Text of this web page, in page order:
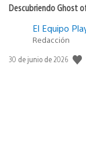
Descubriendo Ghost
El Equipo
Redacción
Fecha
30 de junio de 2026